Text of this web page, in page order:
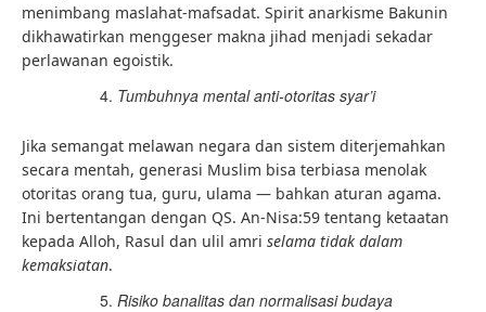
menimbang maslahat-mafsadat. Spirit anarkisme Bakunin
dikhawatirkan menggeser makna jihad menjadi sekadar
perlawanan egoistik.
Tumbuhnya mental anti-otoritas syar’i
Jika semangat melawan negara dan sistem diterjemahkan
secara mentah, generasi Muslim bisa terbiasa menolak
otoritas orang tua, guru, ulama — bahkan aturan agama.
Ini bertentangan dengan QS. An-Nisa:59 tentang ketaatan
kepada Alloh, Rasul dan ulil amri selama tidak dalam
kemaksiatan.
Risiko banalitas dan normalisasi budaya